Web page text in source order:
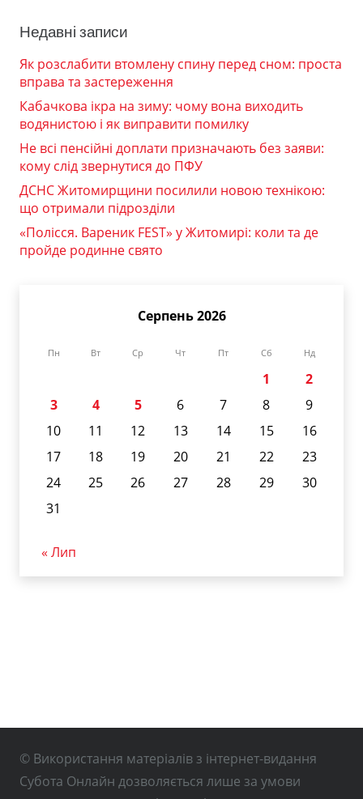
Недавні записи
Як розслабити втомлену спину перед сном: проста
вправа та застереження
Кабачкова ікра на зиму: чому вона виходить
водянистою і як виправити помилку
Не всі пенсійні доплати призначають без заяви:
кому слід звернутися до ПФУ
ДСНС Житомирщини посилили новою технікою:
що отримали підрозділи
«Полісся. Вареник FEST» у Житомирі: коли та де
пройде родинне свято
Серпень 2026
Пн Вт Ср Чт Пт Сб Нд
1
2
3
4 5 6 7 8
9
10
11 12 13 14 15
16
17
18 19 20 21 22
23
24
25 26 27 28 29
30
31
« Лип
© Використання матеріалів з інтернет-видання
Субота Онлайн дозволяється лише за умови